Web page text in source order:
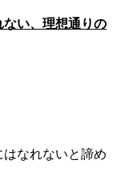
い、理想通りの
なれないと諦め